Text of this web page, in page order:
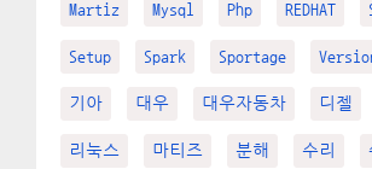
Martiz Mysql Php REDHAT
Setup Spark Sportage
기아 대우 대우자동차 디젤
리눅스 마티즈 분해 수리